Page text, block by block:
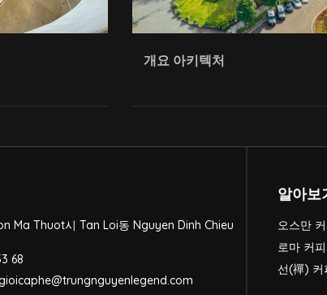
개요 아키텍처
Ma Thuot시 Tan Loi동 Nguyen Dinh Chieu
68
알아보
오스만
로마 커
선(禪) 커